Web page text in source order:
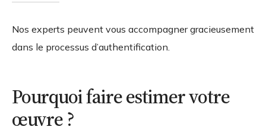
Nos experts peuvent vous accompagner gracieusement
dans le processus d’authentification.
Pourquoi faire estimer votre
œuvre ?